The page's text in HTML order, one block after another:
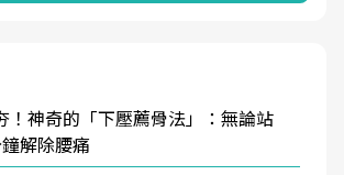
！神奇的「下壓薦骨法」：無論站
解除腰痛